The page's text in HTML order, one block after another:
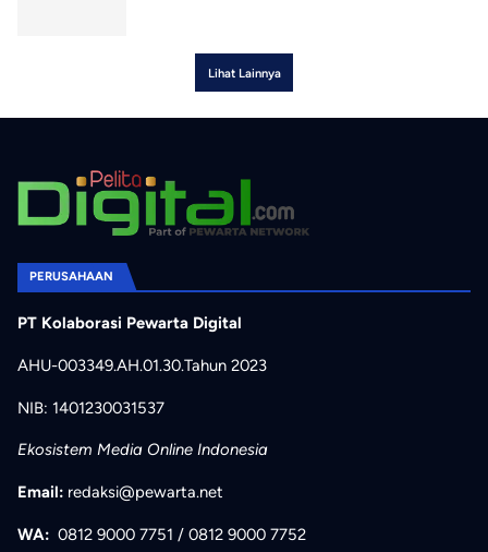
Lihat Lainnya
PERUSAHAAN
PT Kolaborasi Pewarta Digital
AHU-003349.AH.01.30.Tahun 2023
NIB: 1401230031537
Ekosistem Media Online Indonesia
Email: redaksi@pewarta.net
WA: 0812 9000 7751 / 0812 9000 7752